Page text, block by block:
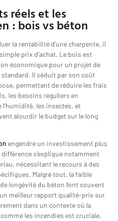
réels et les
: bois vs béton
la rentabilité d’une charpente, il
prix d’achat. Le bois est
économique pour un projet de
Il séduit par son coût
permettant de réduire les frais
les besoins réguliers en
les insectes, et
alourdir le budget sur le long
engendre un investissement plus
s’explique notamment
nécessitant le recours à des
Malgré tout, la faible
longévité du béton font souvent
meilleur rapport qualité-prix sur
dans un contexte où la
les incendies est cruciale.